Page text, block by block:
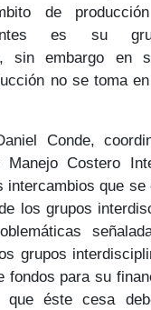
de
es su
sin embargo en
no se toma
Conde,
Manejo Costero
intercambios que
los grupos
grupos
fondos para su
que éste cesa